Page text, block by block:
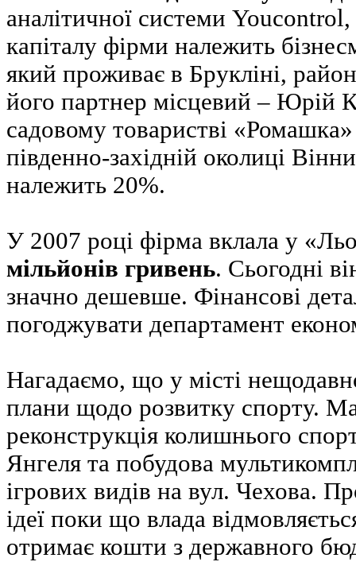
аналітичної системи
капіталу фірми належить
який проживає в Брукліні,
його партнер місцевий – Юрій
садовому товаристві
південно-західній околиці
належить 20%.
У 2007 році фірма вклала у
мільйонів гривень. Сьогодні
значно дешевше. Фінансові
погоджувати департамент
Нагадаємо, що у місті
плани щодо розвитку спорту.
реконструкція колишнього
Янгеля та побудова
ігрових видів на вул. Чехова.
ідеї поки що влада
отримає кошти з державного